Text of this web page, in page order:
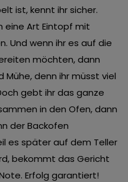
ist, kennt ihr sicher.
eine Art Eintopf mit
Und wenn ihr es auf die
möchten, dann
denn ihr müsst viel
gebt ihr das ganze
in den Ofen, dann
der Backofen
es später auf dem Teller
bekommt das Gericht
Erfolg garantiert!